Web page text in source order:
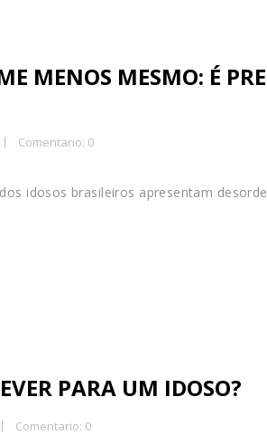
MENOS MESMO: É
Comentario: 0
idosos brasileiros apresentam
PARA UM IDOSO?
Comentario: 0